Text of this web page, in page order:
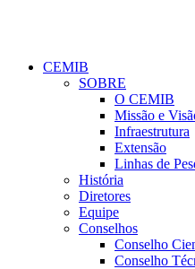
CEMIB
SOBRE
O CEMIB
Missão e
Infraestrutura
Extensão
Linhas de
História
Diretores
Equipe
Conselhos
Conselho
Conselho